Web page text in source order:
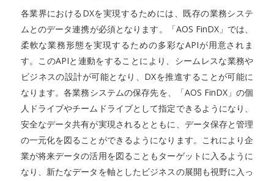
各業界におけるDXを実現するためには、既存の業務システ
ムとのデータ連携が必須となります。「AOS FinDX」では、
柔軟な業務形態を実現するための多彩なAPIが用意されま
す。このAPIと連動をすることにより、シームレスな業務や
ビジネスの設計が可能となり、DXを推進することが可能に
なります。各業務システムの保存先を、「AOS FinDX」の個
人ドライブやチームドライブとして指定できるようになり、
安全なデータ共有が実現されるとともに、データ保存と管理
の一元化を図ることができるようになります。これにより企
業が将来データの活用を図ることもターゲットに入るように
なり、新たなデータを軸としたビジネスの展開も視野に入っ